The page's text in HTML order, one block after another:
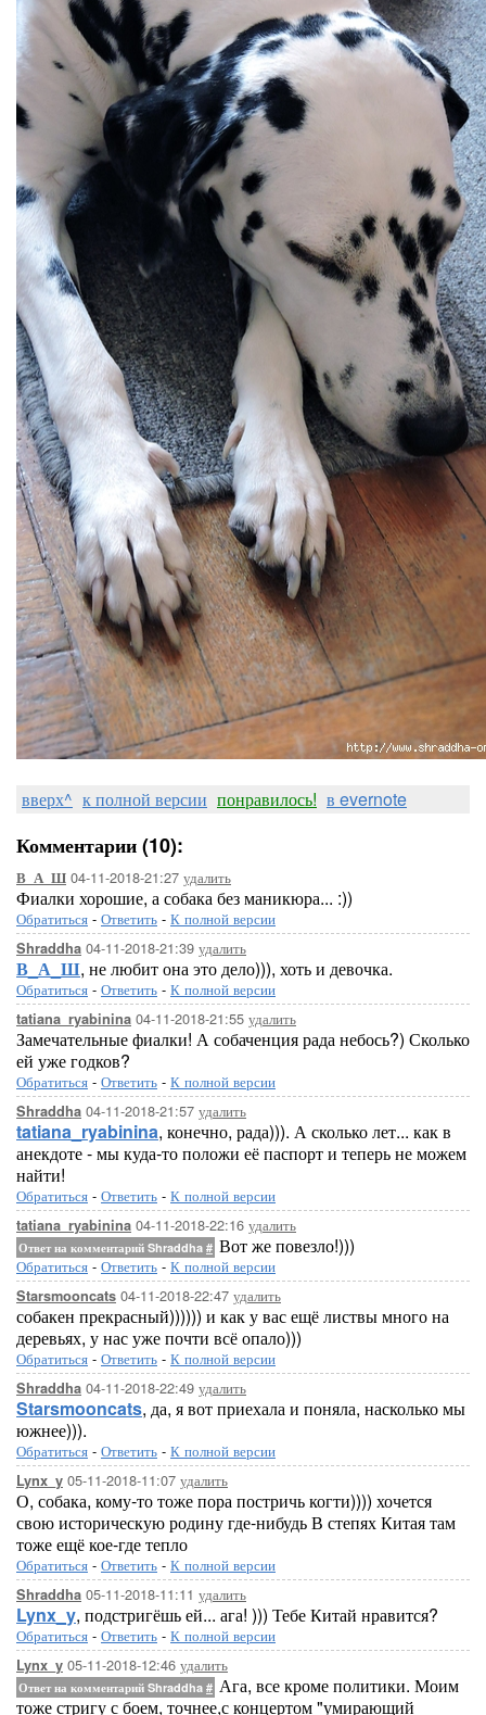
вверх^ к полной версии понравилось! в evernote
Комментарии (10):
В_А_Ш 04-11-2018-21:27 удалить
Фиалки хорошие, а собака без маникюра... :))
Обратиться - Ответить - К полной версии
Shraddha 04-11-2018-21:39 удалить
В_А_Ш, не любит она это дело))), хоть и девочка.
Обратиться - Ответить - К полной версии
tatiana_ryabinina 04-11-2018-21:55 удалить
Замечательные фиалки! А собаченция рада небось?) Сколько
ей уже годков?
Обратиться - Ответить - К полной версии
Shraddha 04-11-2018-21:57 удалить
tatiana_ryabinina, конечно, рада))). А сколько лет... как в
анекдоте - мы куда-то положи её паспорт и теперь не можем
найти!
Обратиться - Ответить - К полной версии
tatiana_ryabinina 04-11-2018-22:16 удалить
Ответ на комментарий Shraddha # Вот же повезло!)))
Обратиться - Ответить - К полной версии
Starsmooncats 04-11-2018-22:47 удалить
собакен прекрасный)))))) и как у вас ещё листвы много на
деревьях, у нас уже почти всё опало)))
Обратиться - Ответить - К полной версии
Shraddha 04-11-2018-22:49 удалить
Starsmooncats, да, я вот приехала и поняла, насколько мы
южнее))).
Обратиться - Ответить - К полной версии
Lynx_y 05-11-2018-11:07 удалить
О, собака, кому-то тоже пора постричь когти)))) хочется
свою историческую родину где-нибудь В степях Китая там
тоже ещё кое-где тепло
Обратиться - Ответить - К полной версии
Shraddha 05-11-2018-11:11 удалить
Lynx_y, подстригёшь ей... ага! ))) Тебе Китай нравится?
Обратиться - Ответить - К полной версии
Lynx_y 05-11-2018-12:46 удалить
Ответ на комментарий Shraddha # Ага, все кроме политики. Моим
тоже стригу с боем, точнее,с концертом "умирающий